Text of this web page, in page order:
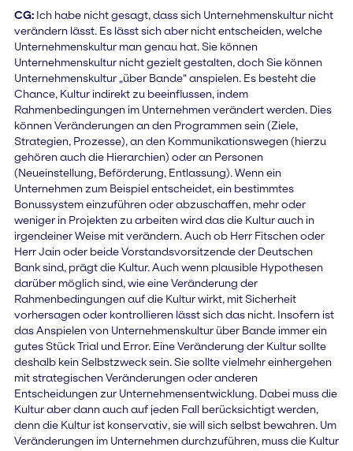
CG:Ich habe nicht gesagt, dass sich Unternehmenskultur nicht
verändern lässt. Es lässt sich aber nicht entscheiden, welche
Unternehmenskultur man genau hat. Sie können
Unternehmenskultur nicht gezielt gestalten, doch Sie können
Unternehmenskultur „über Bande“ anspielen. Es besteht die
Chance, Kultur indirekt zu beeinflussen, indem
Rahmenbedingungen im Unternehmen verändert werden. Dies
können Veränderungen an den Programmen sein (Ziele,
Strategien, Prozesse), an den Kommunikationswegen (hierzu
gehören auch die Hierarchien) oder an Personen
(Neueinstellung, Beförderung, Entlassung). Wenn ein
Unternehmen zum Beispiel entscheidet, ein bestimmtes
Bonussystem einzuführen oder abzuschaffen, mehr oder
weniger in Projekten zu arbeiten wird das die Kultur auch in
irgendeiner Weise mit verändern. Auch ob Herr Fitschen oder
Herr Jain oder beide Vorstandsvorsitzende der Deutschen
Bank sind, prägt die Kultur. Auch wenn plausible Hypothesen
darüber möglich sind, wie eine Veränderung der
Rahmenbedingungen auf die Kultur wirkt, mit Sicherheit
vorhersagen oder kontrollieren lässt sich das nicht. Insofern ist
das Anspielen von Unternehmenskultur über Bande immer ein
gutes Stück Trial und Error. Eine Veränderung der Kultur sollte
deshalb kein Selbstzweck sein. Sie sollte vielmehr einhergehen
mit strategischen Veränderungen oder anderen
Entscheidungen zur Unternehmensentwicklung. Dabei muss die
Kultur aber dann auch auf jeden Fall berücksichtigt werden,
denn die Kultur ist konservativ, sie will sich selbst bewahren. Um
Veränderungen im Unternehmen durchzuführen, muss die Kultur